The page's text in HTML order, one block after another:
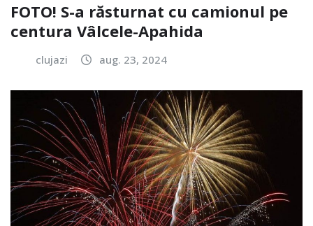
FOTO! S-a răsturnat cu camionul pe
centura Vâlcele-Apahida
clujazi aug. 23, 2024